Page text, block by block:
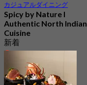
カジュアルダイニング
Spicy by Nature l
Authentic North Indian
Cuisine
新着
4.3
฿ 417.5